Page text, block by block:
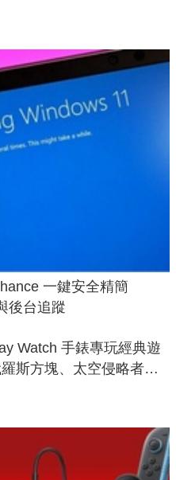
一鍵安全精簡
後台追蹤
Watch 手錶專玩經典遊
斯方塊、太空侵略者，
連手機？